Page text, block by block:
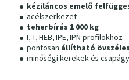
kéziláncos emelő
acélszerkezet
teherbírás 1 000 kg
I, T, HEB, IPE, IPN profilokhoz
pontosan állítható
minőségi kerekek és